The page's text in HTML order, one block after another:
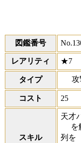
図鑑番号
レアリティ ★7
タイプ 攻
コスト 25
スキル
天才
を
列を